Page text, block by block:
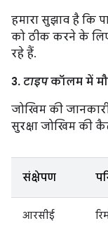
हमारा सुझाव है कि
को ठीक करने के
रहे हैं.
3. टाइपकॉलम में
जोखिम की
सुरक्षा जोखिम की
संक्षेपण
आरसीई